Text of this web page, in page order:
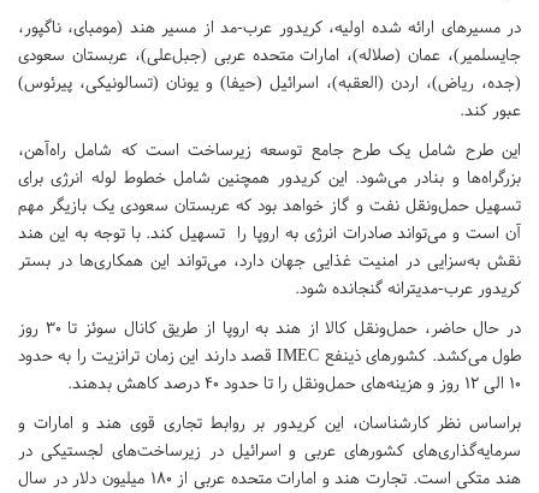
در مسیرهای ارائه شده اولیه، کریدور عرب-مد از مسیر هند (مومبای، ناگپور،
جایسلمیر)، عمان (صلاله‌)، امارات متحده عربی (جبل‌علی)، عربستان سعودی
(جده، ریاض)، اردن (العقبه)، اسرائیل (حیفا) و یونان (تسالونیکی، پیرئوس)
عبور کند.
این طرح شامل یک طرح جامع توسعه زیرساخت است که شامل راه‌آهن،
بزرگراه‌ها و بنادر می‌شود. این کریدور همچنین شامل خطوط لوله انرژی برای
تسهیل حمل‌ونقل نفت و گاز خواهد بود که عربستان سعودی یک بازیگر مهم
آن است و می‌تواند صادرات انرژی به اروپا را تسهیل کند. با توجه به این هند
نقش به‌سزایی در امنیت غذایی جهان دارد، می‌تواند این همکاری‌ها در بستر
کریدور عرب-مدیترانه گنجانده شود.
در حال حاضر، حمل‌ونقل کالا از هند به اروپا از طریق کانال سوئز تا ۳۰ روز
طول می‌کشد. کشورهای ذینفع IMEC قصد دارند این زمان ترانزیت را به حدود
۱۰ الی ۱۲ روز و هزینه‌های حمل‌ونقل را تا حدود ۴۰ درصد کاهش بدهند.
براساس نظر کارشناسان، این کریدور بر روابط تجاری قوی هند و امارات و
سرمایه‌گذاری‌های کشورهای عربی و اسرائیل در زیرساخت‌های لجستیکی در
هند متکی است. تجارت هند و امارات متحده عربی از ۱۸۰ میلیون دلار در سال